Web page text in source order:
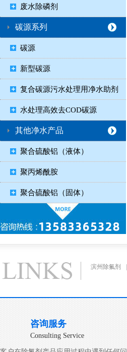
废水除磷剂
碳源系列
碳源
新型碳源
复合碳源污水处理用净水助剂
水处理高效去COD碳源
其他净水产品
聚合硫酸铝（液体）
聚丙烯酰胺
聚合硫酸铝（固体）
滨州除氟剂
咨询服务
Consulting Service